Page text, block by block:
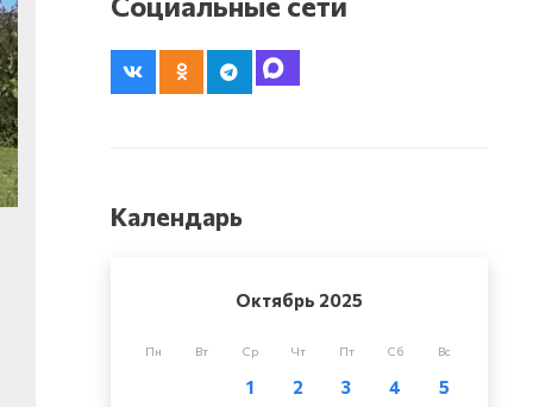
Календарь
Октябрь 2025
Пн Вт Ср Чт Пт Сб Вс
1 2 3 4
5